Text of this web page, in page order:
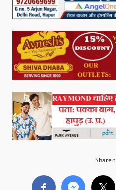
Share